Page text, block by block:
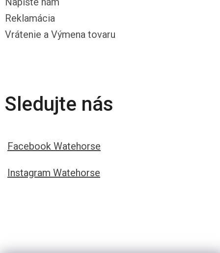
Reklamácia
Vrátenie a Výmena tovaru
Sledujte nás
Facebook Watehorse
Instagram Watehorse